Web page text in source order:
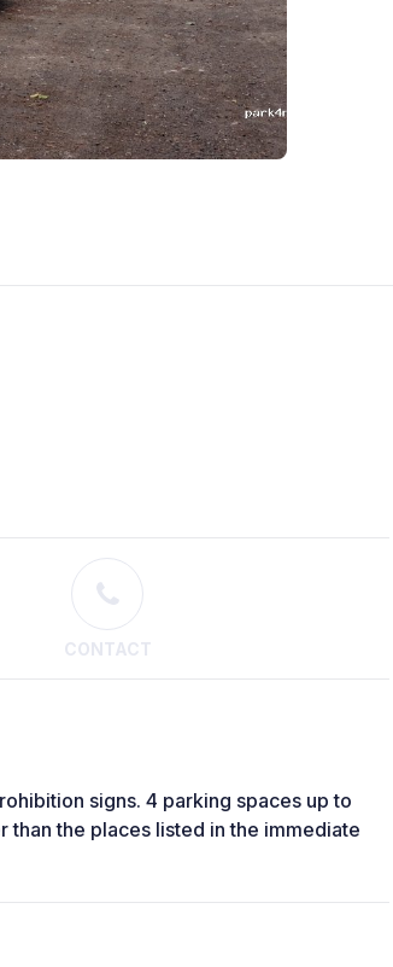
CONTACT
signs. 4 parking spaces up to
than the places listed in the immediate